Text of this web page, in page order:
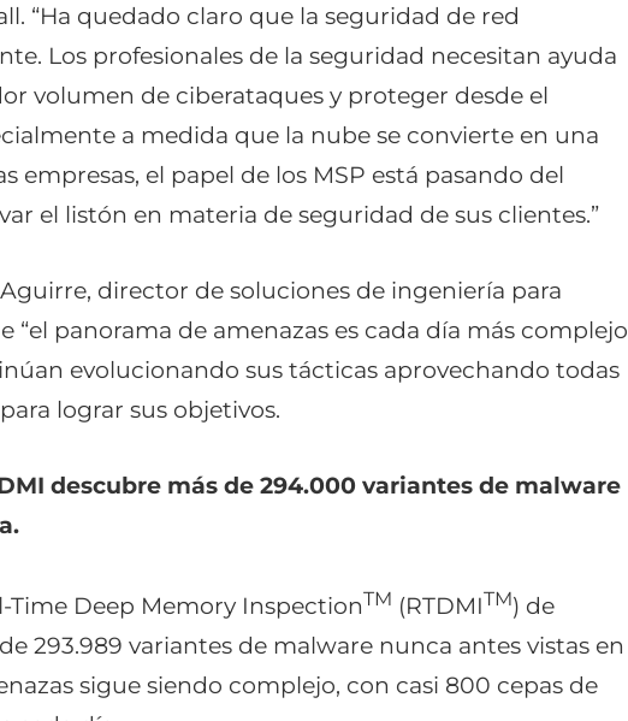
“Ha quedado claro que la seguridad de red
Los profesionales de la seguridad necesitan ayuda
volumen de ciberataques y proteger desde el
a medida que la nube se convierte en una
empresas, el papel de los MSP está pasando del
el listón en materia de seguridad de sus clientes.”
director de soluciones de ingeniería para
“el panorama de amenazas es cada día más complejo
evolucionando sus tácticas aprovechando todas
lograr sus objetivos.
descubre más de 294.000 variantes de malware
Deep Memory InspectionTM (RTDMITM) de
293.989 variantes de malware nunca antes vistas en
sigue siendo complejo, con casi 800 cepas de